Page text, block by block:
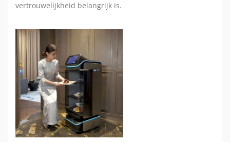
vertrouwelijkheid belangrijk is.